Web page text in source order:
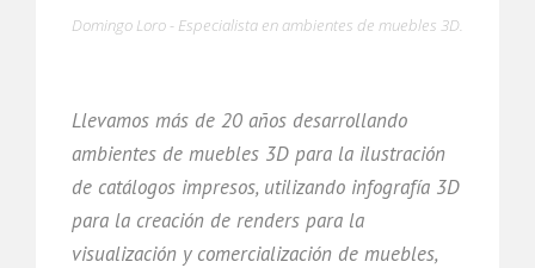
Domingo Loro - Especialista en ambientes de muebles 3D.
Llevamos más de 20 años desarrollando
ambientes de muebles 3D para la ilustración
de catálogos impresos, utilizando infografía 3D
para la creación de renders para la
visualización y comercialización de muebles,